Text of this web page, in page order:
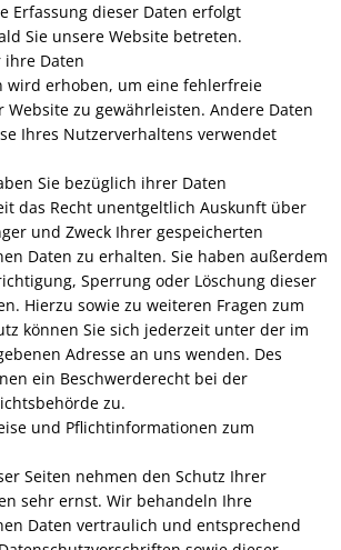
Dorfgarten - Neuer Zaun
Schwalben
Tauschschrank
Unser Dorf hat Zukunft -
Windpark Kail
Entscheidung im
Kirmes vom 11. bis zum 14.
Besuch im Mainzer Landtag
Baustellenbesichtigung
Rosental
Erfassung dieser Daten erfolgt
Sie unsere Website betreten.
Daten
wird erhoben, um eine fehlerfreie
Website zu gewährleisten. Andere Daten
Ihres Nutzerverhaltens verwendet
Sie bezüglich ihrer Daten
das Recht unentgeltlich Auskunft über
und Zweck Ihrer gespeicherten
Daten zu erhalten. Sie haben außerdem
Sperrung oder Löschung dieser
Hierzu sowie zu weiteren Fragen zum
können Sie sich jederzeit unter der im
Adresse an uns wenden. Des
ein Beschwerderecht bei der
zu.
und Pflichtinformationen zum
Seiten nehmen den Schutz Ihrer
sehr ernst. Wir behandeln Ihre
Daten vertraulich und entsprechend